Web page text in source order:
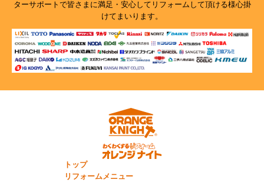
ターサポートで皆さまに満足・安心してリフォームして頂ける様心掛
けてまいります。
トップ
リフォームメニュー